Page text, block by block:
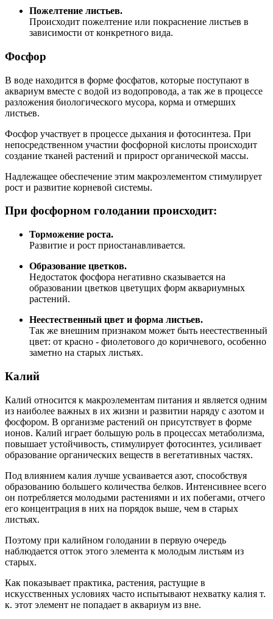
Пожелтение листьев.
Происходит пожелтение или покраснение листьев в
зависимости от конкретного вида.
Фосфор
В воде находится в форме фосфатов, которые поступают в
аквариум вместе с водой из водопровода, а так же в процессе
разложения биологического мусора, корма и отмерших
листьев.
Фосфор участвует в процессе дыхания и фотосинтеза. При
непосредственном участии фосфорной кислоты происходит
создание тканей растений и прирост органической массы.
Надлежащее обеспечение этим макроэлементом стимулирует
рост и развитие корневой системы.
При фосфорном голодании происходит:
Торможение роста.
Развитие и рост приостанавливается.
Образование цветков.
Недостаток фосфора негативно сказывается на
образовании цветков цветущих форм аквариумных
растений.
Неестественный цвет и форма листьев.
Так же внешним признаком может быть неестественный
цвет: от красно - фиолетового до коричневого, особенно
заметно на старых листьях.
Калий
Калий относится к макроэлементам питания и является одним
из наиболее важных в их жизни и развитии наряду с азотом и
фосфором. В организме растений он присутствует в форме
ионов. Калий играет большую роль в процессах метаболизма,
повышает устойчивость, стимулирует фотосинтез, усиливает
образование органических веществ в вегетативных частях.
Под влиянием калия лучше усваивается азот, способствуя
образованию большего количества белков. Интенсивнее всего
он потребляется молодыми растениями и их побегами, отчего
его концентрация в них на порядок выше, чем в старых
листьях.
Поэтому при калийном голодании в первую очередь
наблюдается отток этого элемента к молодым листьям из
старых.
Как показывает практика, растения, растущие в
искусственных условиях часто испытывают нехватку калия т.
к. этот элемент не попадает в аквариум из вне.